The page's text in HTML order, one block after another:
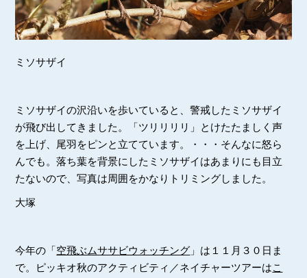
ミソサザイ
ミソサザイの沢沿いを歩いていると、警戒したミソサザイ
が飛び出してきました。「ツリリリリ」とけたたましく声
を上げ、尾羽をピンと立てています。・・・そんなに怒ら
んでも。落ち葉を背景にしたミソサザイはあまりにも目立
たないので、写真は周囲をかなりトリミングしました。
大塚
今年の「空飛ぶムササビウォッチング 」は１１月３０日ま
で。ピッキオ秋のアクティビティ／ネイチャーツアーはこ